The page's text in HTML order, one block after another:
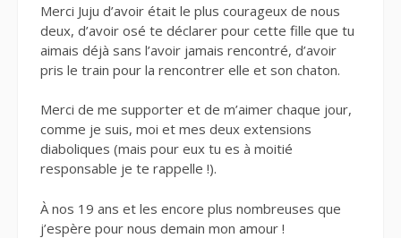
Merci Juju d’avoir était le plus courageux de nous
deux, d’avoir osé te déclarer pour cette fille que tu
aimais déjà sans l’avoir jamais rencontré, d’avoir
pris le train pour la rencontrer elle et son chaton.
Merci de me supporter et de m’aimer chaque jour,
comme je suis, moi et mes deux extensions
diaboliques (mais pour eux tu es à moitié
responsable je te rappelle !).
À nos 19 ans et les encore plus nombreuses que
j’espère pour nous demain mon amour !